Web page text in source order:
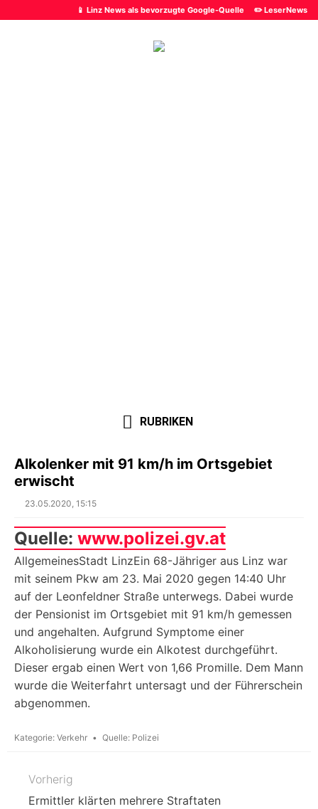
📱 Linz News als bevorzugte Google-Quelle ✏️ LeserNews
RUBRIKEN
Alkolenker mit 91 km/h im Ortsgebiet
erwischt
Posted
23.05.2020, 15:15
Quelle: www.polizei.gv.at
AllgemeinesStadt LinzEin 68-Jähriger aus Linz war
mit seinem Pkw am 23. Mai 2020 gegen 14:40 Uhr
auf der Leonfeldner Straße unterwegs. Dabei wurde
der Pensionist im Ortsgebiet mit 91 km/h gemessen
und angehalten. Aufgrund Symptome einer
Alkoholisierung wurde ein Alkotest durchgeführt.
Dieser ergab einen Wert von 1,66 Promille. Dem Mann
wurde die Weiterfahrt untersagt und der Führerschein
abgenommen.
Kategorie: Verkehr Quelle: Polizei
Beitragsnavigation
Vorherig
Ermittler klärten mehrere Straftaten